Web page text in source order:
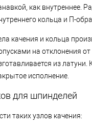
как внутреннее.
кольца и П-
качения и кольца
на отклонения
из
исполнение.
для шпинделей
таких узлов качения: